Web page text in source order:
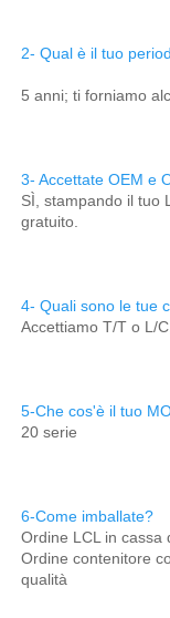
2- Qual è il tuo
5 anni; ti forniamo
3- Accettate OEM e
SÌ, stampando il tuo
gratuito.
4- Quali sono le tue
Accettiamo T/T o L/
5-Che cos'è il tuo
20 serie
6-Come imballate?
Ordine LCL in cassa
Ordine contenitore
qualità